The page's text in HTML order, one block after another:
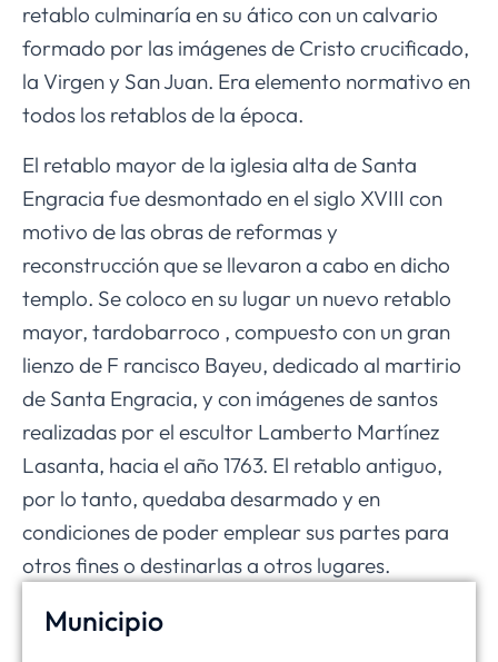
retablo culminaría en su ático con un calvario
formado por las imágenes de Cristo crucificado,
la Virgen y San Juan. Era elemento normativo en
todos los retablos de la época.
El retablo mayor de la iglesia alta de Santa
Engracia fue desmontado en el siglo XVIII con
motivo de las obras de reformas y
reconstrucción que se llevaron a cabo en dicho
templo. Se coloco en su lugar un nuevo retablo
mayor, tardobarroco , compuesto con un gran
lienzo de F rancisco Bayeu, dedicado al martirio
de Santa Engracia, y con imágenes de santos
realizadas por el escultor Lamberto Martínez
Lasanta, hacia el año 1763. El retablo antiguo,
por lo tanto, quedaba desarmado y en
condiciones de poder emplear sus partes para
otros fines o destinarlas a otros lugares.
Municipio